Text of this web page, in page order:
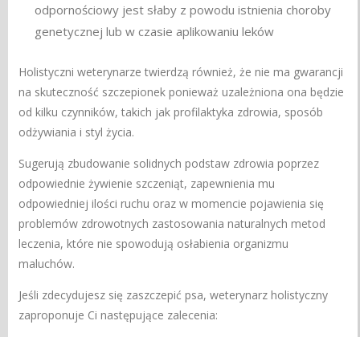
odpornościowy jest słaby z powodu istnienia choroby
genetycznej lub w czasie aplikowaniu leków
Holistyczni weterynarze twierdzą również, że nie ma gwarancji
na skuteczność szczepionek ponieważ uzależniona ona będzie
od kilku czynników, takich jak profilaktyka zdrowia, sposób
odżywiania i styl życia.
Sugerują zbudowanie solidnych podstaw zdrowia poprzez
odpowiednie żywienie szczeniąt, zapewnienia mu
odpowiedniej ilości ruchu oraz w momencie pojawienia się
problemów zdrowotnych zastosowania naturalnych metod
leczenia, które nie spowodują osłabienia organizmu
maluchów.
Jeśli zdecydujesz się zaszczepić psa, weterynarz holistyczny
zaproponuje Ci następujące zalecenia: